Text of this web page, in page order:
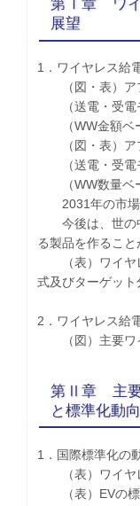
第Ⅰ章 ワイ
展望
1．ワイヤレス給
（図・表）ア
（送電・受電
（WW金額ベー
（図・表）ア
（送電・受電
（WW数量ベー
2031年の市場
今後は、世の
る製品を作ること
（表）ワイヤ
式及びターゲット
2．ワイヤレス給
（図）主要ワ
第Ⅱ章 主要
と標準化動向
1．国際標準化の
（表）ワイヤ
（表）EVの標